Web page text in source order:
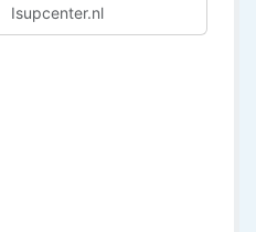
Isupcenter.nl